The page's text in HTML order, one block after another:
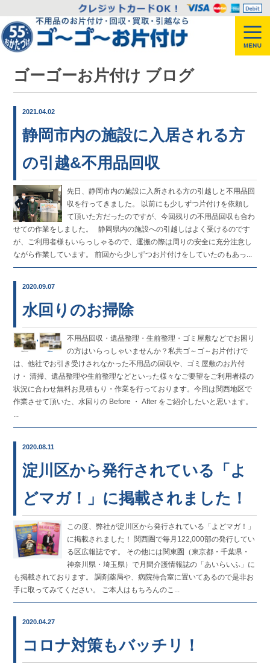
ゴーゴーお片付け ブログ
2021.04.02
静岡市内の施設に入居される方
の引越&不用品回収
先日、静岡市内の施設に入所される方の引越しと不用品回
収を行ってきました。 以前にも少しずつ片付けを依頼し
て頂いた方だったのですが、今回残りの不用品回収も合わ
せての作業をしました。 静岡県内の施設への引越しはよく受けるのです
が、ご利用者様もいらっしゃるので、運搬の際は周りの安全に充分注意し
ながら作業しています。 前回から少しずつお片付けをしていたのもあっ...
2020.09.07
水回りのお掃除
不用品回収・遺品整理・生前整理・ゴミ屋敷などでお困り
の方はいらっしゃいませんか？私共ゴ～ゴ～お片付けで
は、他社でお引き受けされなかった不用品の回収や、ゴミ屋敷のお片付
け・ 清掃、遺品整理や生前整理などといった様々なご要望をご利用者様の
状況に合わせ無料お見積もり・作業を行っております。今回は関西地区で
作業させて頂いた、水回りの Before ・ After をご紹介したいと思います。
...
2020.08.11
淀川区から発行されている「よ
どマガ！」に掲載されました！
この度、弊社が淀川区から発行されている「よどマガ！」
に掲載されました！ 関西圏で毎月122,000部の発行してい
る区広報誌です。 その他には関東圏（東京都・千葉県・
神奈川県・埼玉県）で月間介護情報誌の「あいらいふ」に
も掲載されております。 調剤薬局や、病院待合室に置いてあるので是非お
手に取ってみてください。 ご本人はもちろんのこ...
2020.04.27
コロナ対策もバッチリ！